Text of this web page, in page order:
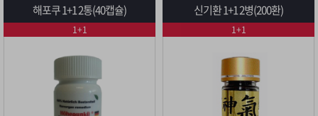
해포쿠 1+1 2통(40캡슐)
1+1
신기환 1+1 2병(200환)
1+1